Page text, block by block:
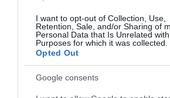
I want to opt-out of Collection, Use,
Retention, Sale, and/or Sharing of
Personal Data that Is Unrelated
Purposes for which it was collected.
Opted Out
Google consents
ESET στοχεύει να
τον τρόπο με τον οποίο
συσχετίζεται και γίνεται
τηλεμετρία